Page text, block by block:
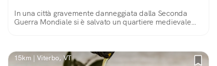
In una città gravemente danneggiata dalla Seconda
Guerra Mondiale si è salvato un quartiere medievale
15km | Viterbo, VT